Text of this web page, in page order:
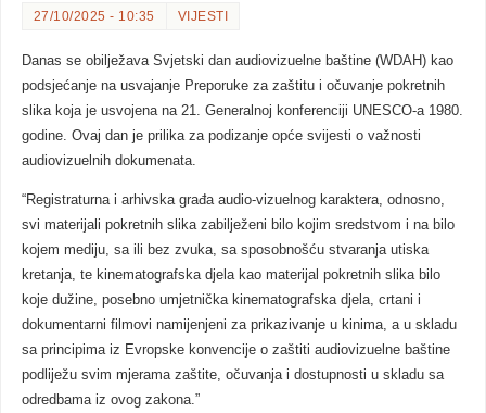
27/10/2025 - 10:35 VIJESTI
Danas se obilježava Svjetski dan audiovizuelne baštine (WDAH) kao
podsjećanje na usvajanje Preporuke za zaštitu i očuvanje pokretnih
slika koja je usvojena na 21. Generalnoj konferenciji UNESCO-a 1980.
godine. Ovaj dan je prilika za podizanje opće svijesti o važnosti
audiovizuelnih dokumenata.
“Registraturna i arhivska građa audio-vizuelnog karaktera, odnosno,
svi materijali pokretnih slika zabilježeni bilo kojim sredstvom i na bilo
kojem mediju, sa ili bez zvuka, sa sposobnošću stvaranja utiska
kretanja, te kinematografska djela kao materijal pokretnih slika bilo
koje dužine, posebno umjetnička kinematografska djela, crtani i
dokumentarni filmovi namijenjeni za prikazivanje u kinima, a u skladu
sa principima iz Evropske konvencije o zaštiti audiovizuelne baštine
podliježu svim mjerama zaštite, očuvanja i dostupnosti u skladu sa
odredbama iz ovog zakona.”